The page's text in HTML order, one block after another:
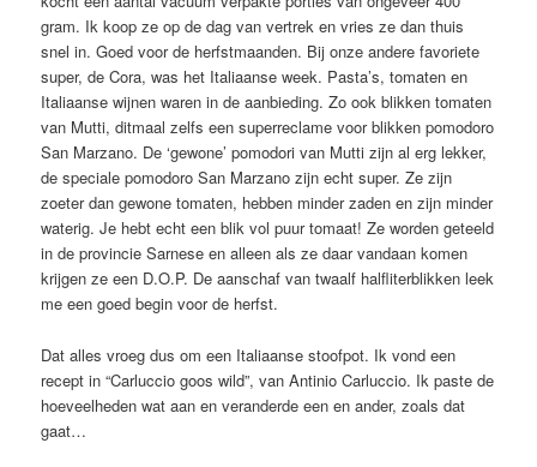
gram. Ik koop ze op de dag van vertrek en vries ze dan thuis
snel in. Goed voor de herfstmaanden. Bij onze andere favoriete
super, de Cora, was het Italiaanse week. Pasta’s, tomaten en
Italiaanse wijnen waren in de aanbieding. Zo ook blikken tomaten
van Mutti, ditmaal zelfs een superreclame voor blikken pomodoro
San Marzano. De ‘gewone’ pomodori van Mutti zijn al erg lekker,
de speciale pomodoro San Marzano zijn echt super. Ze zijn
zoeter dan gewone tomaten, hebben minder zaden en zijn minder
waterig. Je hebt echt een blik vol puur tomaat! Ze worden geteeld
in de provincie Sarnese en alleen als ze daar vandaan komen
krijgen ze een D.O.P. De aanschaf van twaalf halfliterblikken leek
me een goed begin voor de herfst.
Dat alles vroeg dus om een Italiaanse stoofpot. Ik vond een
recept in “Carluccio goos wild”, van Antinio Carluccio. Ik paste de
hoeveelheden wat aan en veranderde een en ander, zoals dat
gaat…